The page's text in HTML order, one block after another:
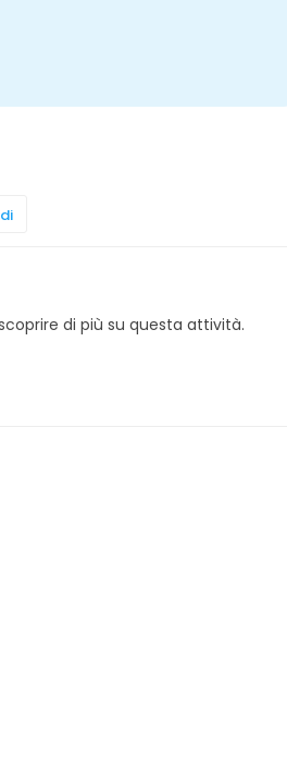
di più su questa attività.